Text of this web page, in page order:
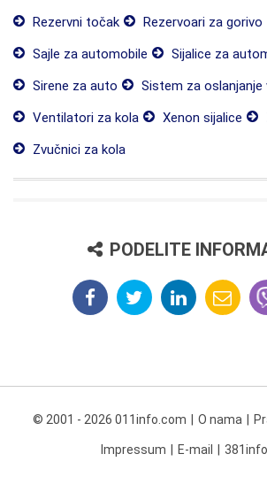
Rezervni točak
Rezervoari za gorivo
Sajle za automobile
Sijalice za
Sirene za auto
Sistem za oslanjanje
Ventilatori za kola
Xenon sijalice
Zvučnici za kola
PODELITE
© 2001 - 2026 011info.com O nama
Impressum E-mail